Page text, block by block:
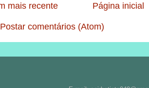
mais recente Página inicial
Postar comentários (Atom)